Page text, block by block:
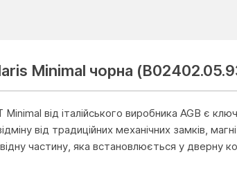
Minimal чорна
Minimal від італійського виробника AGB є
від традиційних механічних замків,
частину, яка встановлюється у дверну